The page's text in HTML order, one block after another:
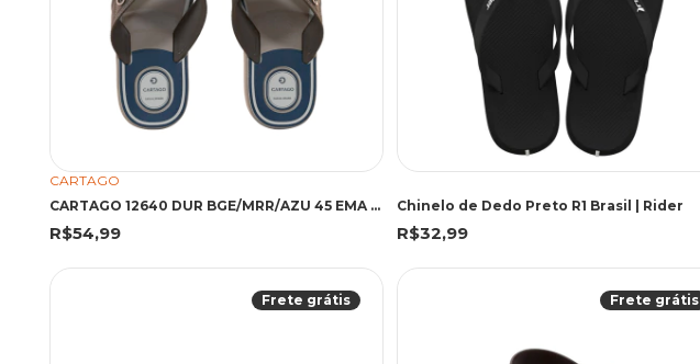
CARTAGO
CARTAGO 12640 DUR BGE/MRR/AZU 45 EMA 12640 BEGE/MARROM/AZUL
R$54,99
Chinelo de Dedo Preto R1 Brasil | Rider
R$32,99
Frete grátis Frete grátis